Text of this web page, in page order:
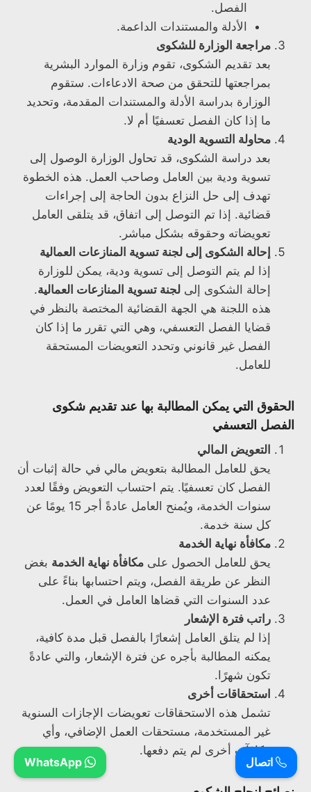
الفصل.
الأدلة والمستندات الداعمة.
مراجعة الوزارة للشكوى
بعد تقديم الشكوى، تقوم وزارة الموارد البشرية
بمراجعتها للتحقق من صحة الادعاءات. ستقوم
الوزارة بدراسة الأدلة والمستندات المقدمة، وتحديد
ما إذا كان الفصل تعسفيًا أم لا.
محاولة التسوية الودية
بعد دراسة الشكوى، قد تحاول الوزارة الوصول إلى
تسوية ودية بين العامل وصاحب العمل. هذه الخطوة
تهدف إلى حل النزاع بدون الحاجة إلى إجراءات
قضائية. إذا تم التوصل إلى اتفاق، قد يتلقى العامل
تعويضاته وحقوقه بشكل مباشر.
إحالة الشكوى إلى لجنة تسوية المنازعات العمالية
إذا لم يتم التوصل إلى تسوية ودية، يمكن للوزارة
إحالة الشكوى إلى لجنة تسوية المنازعات العمالية.
هذه اللجنة هي الجهة القضائية المختصة بالنظر في
قضايا الفصل التعسفي، وهي التي تقرر ما إذا كان
الفصل غير قانوني وتحدد التعويضات المستحقة
للعامل.
الحقوق التي يمكن المطالبة بها عند تقديم شكوى
الفصل التعسفي
التعويض المالي
يحق للعامل المطالبة بتعويض مالي في حالة إثبات أن
الفصل كان تعسفيًا. يتم احتساب التعويض وفقًا لعدد
سنوات الخدمة، ويُمنح العامل عادةً أجر 15 يومًا عن
كل سنة خدمة.
مكافأة نهاية الخدمة
يحق للعامل الحصول على مكافأة نهاية الخدمة بغض
النظر عن طريقة الفصل، ويتم احتسابها بناءً على
عدد السنوات التي قضاها العامل في العمل.
راتب فترة الإشعار
إذا لم يتلق العامل إشعارًا بالفصل قبل مدة كافية،
يمكنه المطالبة بأجره عن فترة الإشعار، والتي عادةً
تكون شهرًا.
استحقاقات أخرى
تشمل هذه الاستحقاقات تعويضات الإجازات السنوية
غير المستخدمة، مستحقات العمل الإضافي، وأي
مكافآت أخرى لم يتم دفعها.
اتصال